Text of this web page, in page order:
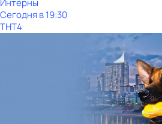
Интерны
Сегодня в 19:30
ТНТ4